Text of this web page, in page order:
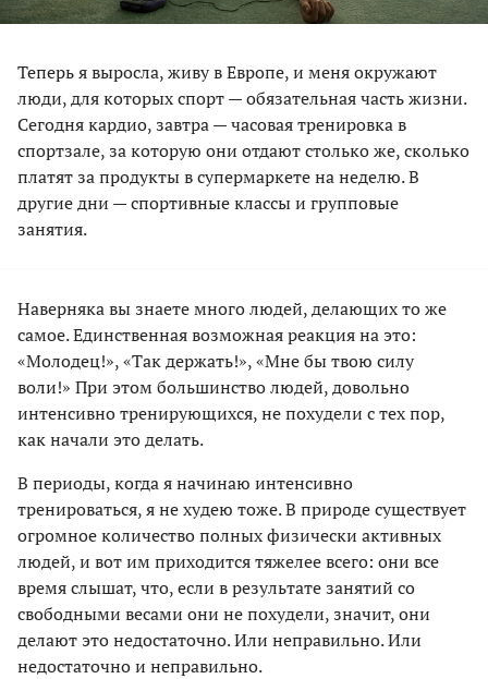
Теперь я выросла, живу в Европе, и меня окружают
люди, для которых спорт — обязательная часть жизни.
Сегодня кардио, завтра — часовая тренировка в
спортзале, за которую они отдают столько же, сколько
платят за продукты в супермаркете на неделю. В
другие дни — спортивные классы и групповые
занятия.
Наверняка вы знаете много людей, делающих то же
самое. Единственная возможная реакция на это:
«Молодец!», «Так держать!», «Мне бы твою силу
воли!» При этом большинство людей, довольно
интенсивно тренирующихся, не похудели с тех пор,
как начали это делать.
В периоды, когда я начинаю интенсивно
тренироваться, я не худею тоже. В природе существует
огромное количество полных физически активных
людей, и вот им приходится тяжелее всего: они все
время слышат, что, если в результате занятий со
свободными весами они не похудели, значит, они
делают это недостаточно. Или неправильно. Или
недостаточно и неправильно.